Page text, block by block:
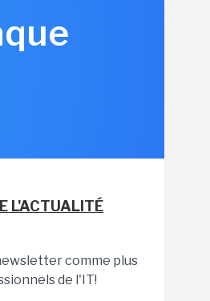
L'ACTUALITÉ
comme plus
de l'IT!